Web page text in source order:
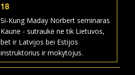
18
Si-Kung Maday Norbert seminaras
Kaune - sutraukė ne tik Lietuvos,
bet ir Latvijos bei Estijos
instruktorius ir mokytojus.